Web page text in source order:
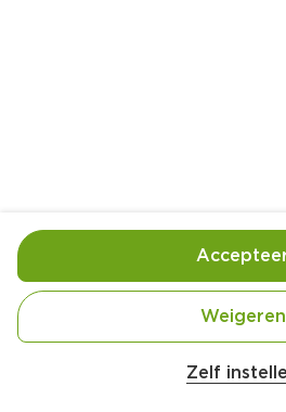
Handige informatie over dit
MSC
Zelf
Weigeren